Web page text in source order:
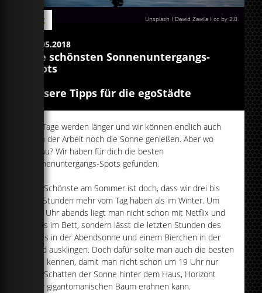
Unsplash I Dawid Zawila I cc by 2.0
Blog
25.05.2018
Die schönsten Sonnenuntergangs-
Spots
Unsere Tipps für die egoStädte
Die Tage werden länger und wir können endlich auch
nach der Arbeit noch die Sonne genießen. Aber wo
genau? Wir haben für dich die besten
Sonnenuntergangs-Spots gefunden.
Das Schönste am Sommer ist doch, dass wir drei bis
vier Stunden mehr vom Tag haben als im Winter. Um
acht Uhr abends liegt man nicht schon mit Netflix und
Chips im Bett, sondern lässt die letzten Stunden des
Tages in der Abendsonne und einem Bierchen in der
Hand ausklingen. Doch dafür sollte man auch die besten
Orte kennen, damit man nicht schon um 19 Uhr nur
den Schatten der Sonne hinter dem Haus, Horizont
oder gigantomanischen Baum erahnen kann.